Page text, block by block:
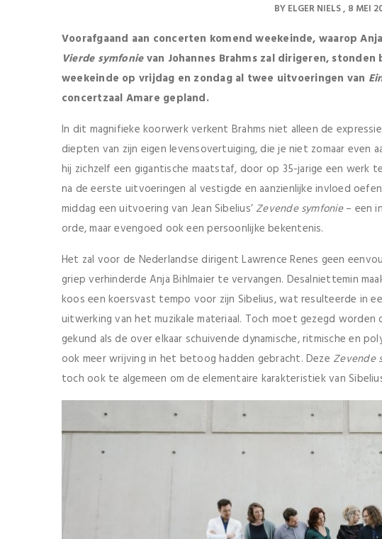
BYELGER NIELS 8 MEI
Voorafgaand aan concerten komend weekeinde, waarop
Vierde symfonievan Johannes Brahms zal dirigeren,
weekeinde op vrijdag en zondag al twee uitvoeringen van
concertzaal Amare gepland.
In dit magnifieke koorwerk verkent Brahms niet alleen de
diepten van zijn eigen levensovertuiging, die je niet zomaar even
hij zichzelf een gigantische maatstaf, door op 35-jarige een werk
na de eerste uitvoeringen al vestigde en aanzienlijke invloed
middag een uitvoering van Jean Sibelius’ Zevende symfonie– een
orde, maar evengoed ook een persoonlijke bekentenis.
Het zal voor de Nederlandse dirigent Lawrence Renes geen
griep verhinderde Anja Bihlmaier te vervangen. Desalniettemin
koos een koersvast tempo voor zijn Sibelius, wat resulteerde in
uitwerking van het muzikale materiaal. Toch moet gezegd
gekund als de over elkaar schuivende dynamische, ritmische en
ook meer wrijving in het betoog hadden gebracht. Deze Zevende
toch ook te algemeen om de elementaire karakteristiek van